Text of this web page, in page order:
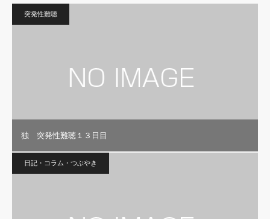
突発性難聴
独 突発性難聴１３日目
日記・コラム・つぶやき